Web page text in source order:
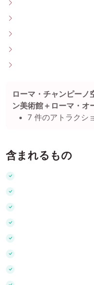
ローマ・チャンピーノ
ン美術館＋ローマ・オ
7 件のアトラクシ
含まれるもの